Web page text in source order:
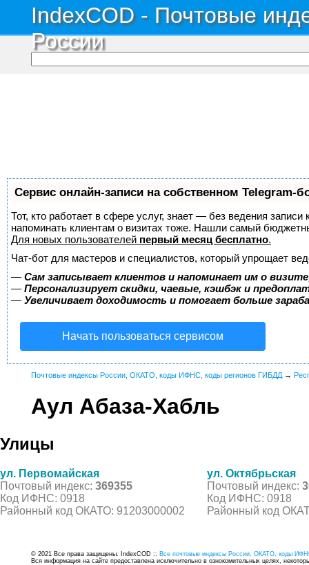
IndexCOD - Почтовые
России
Сервис онлайн-записи на собственном Telegram-
Тот, кто работает в сфере услуг, знает — без ведения
напоминать клиентам о визитах тоже. Нашли самый
Для новых пользователей первый месяц бесплатно.
Чат-бот для мастеров и специалистов, который упрощает
— Сам записывает клиентов и напоминает им о
— Персонализирует скидки, чаевые, кэшбэк и
— Увеличивает доходимость и помогает больше
Начать пользоваться сервисом
Почтовые индексы России, ОКАТО, коды ИФНС, коды регионов ГИБДД →
Аул Абаза-Хабль
Улицы
ул. Первомайская
Почтовый индекс: 369355
Код ИФНС: 0918
Районный код ОКАТО: 91203000002
ул. Октябрьская
Почтовый индекс:
Код ИФНС: 0918
Районный код
© 2021 Все права защищены. IndexCOD :: Все почтовые индексы России, ОКАТО, коды
Вся информация на сайте предоставлена исключительно в ознокомительных целях,